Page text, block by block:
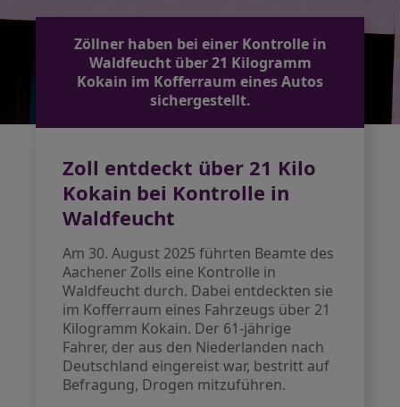
Zöllner haben bei einer Kontrolle in
Waldfeucht über 21 Kilogramm
Kokain im Kofferraum eines Autos
sichergestellt.
Zoll entdeckt über 21 Kilo
Kokain bei Kontrolle in
Waldfeucht
Am 30. August 2025 führten Beamte des
Aachener Zolls eine Kontrolle in
Waldfeucht durch. Dabei entdeckten sie
im Kofferraum eines Fahrzeugs über 21
Kilogramm Kokain. Der 61-jährige
Fahrer, der aus den Niederlanden nach
Deutschland eingereist war, bestritt auf
Befragung, Drogen mitzuführen.